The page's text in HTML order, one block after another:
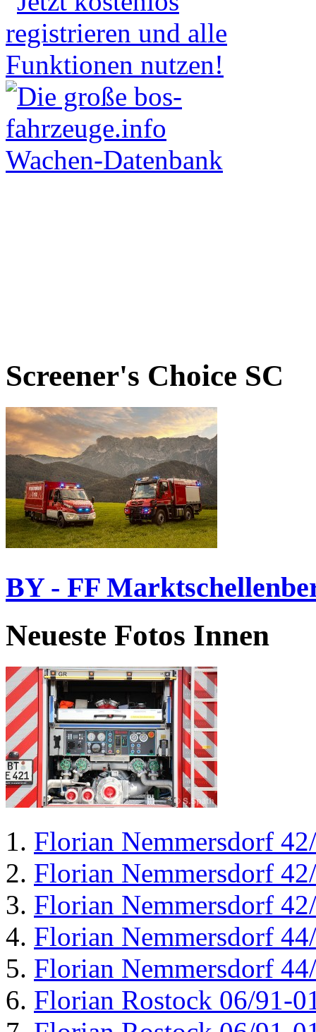
Screener's Choice SC
BY - FF
Neueste Fotos Innen
Florian Nemmersdorf
Florian Nemmersdorf
Florian Nemmersdorf
Florian Nemmersdorf
Florian Nemmersdorf
Florian Rostock 06/91-